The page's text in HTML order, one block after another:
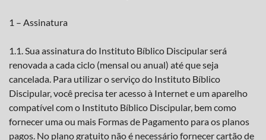
1 – Assinatura
1.1. Sua assinatura do Instituto Bíblico Discipular será
renovada a cada ciclo (mensal ou anual) até que seja
cancelada. Para utilizar o serviço do Instituto Bíblico
Discipular, você precisa ter acesso à Internet e um aparelho
compatível com o Instituto Bíblico Discipular, bem como
fornecer uma ou mais Formas de Pagamento para os planos
pagos. No plano gratuito não é necessário fornecer cartão de